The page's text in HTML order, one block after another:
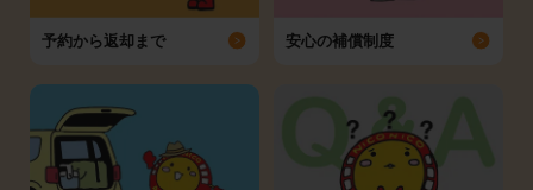
予約から返却まで 安心の補償制度